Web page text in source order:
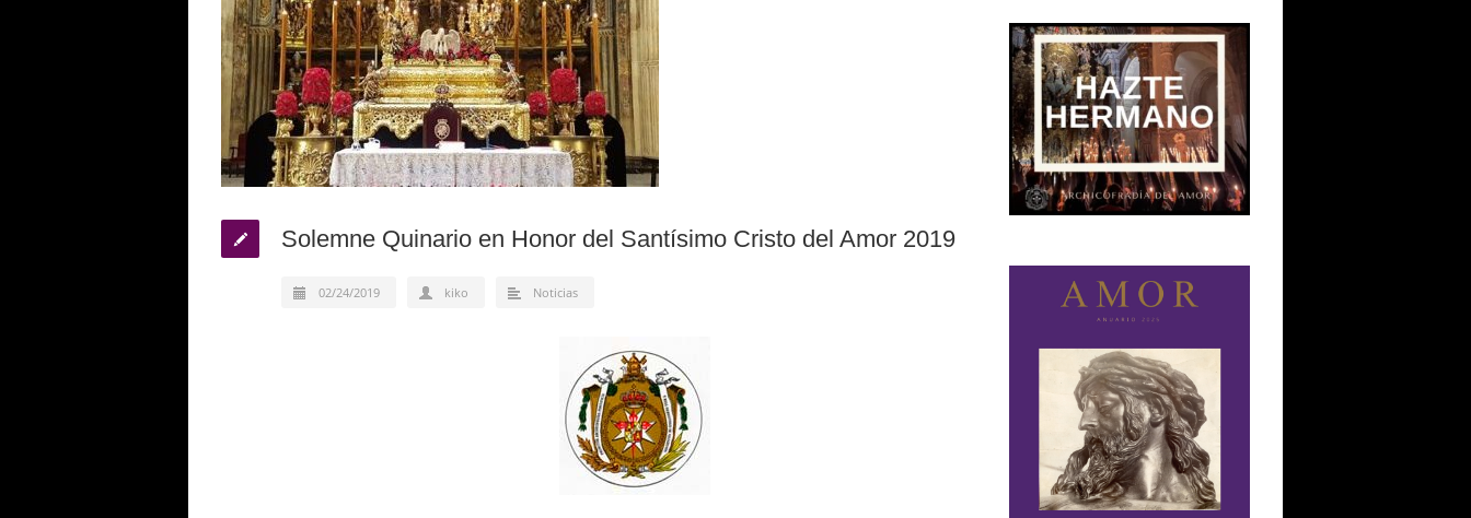
Solemne Quinario en Honor del Santísimo Cristo del Amor 2019
02/24/2019 kiko Noticias